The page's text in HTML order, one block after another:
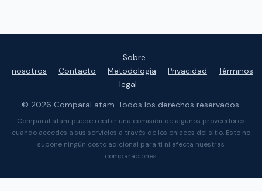
Sobre
nosotros
Contacto Metodología Privacidad
Términos
legal
© 2026 ComparaLatam. Todos los derechos reservados.
ComparaLatam puede recibir una comisión de algunos proveedores
cuando accedes a sus servicios a través de los enlaces del sitio. Esto no
supone ningún costo adicional para ti ni afecta nuestras
comparaciones.